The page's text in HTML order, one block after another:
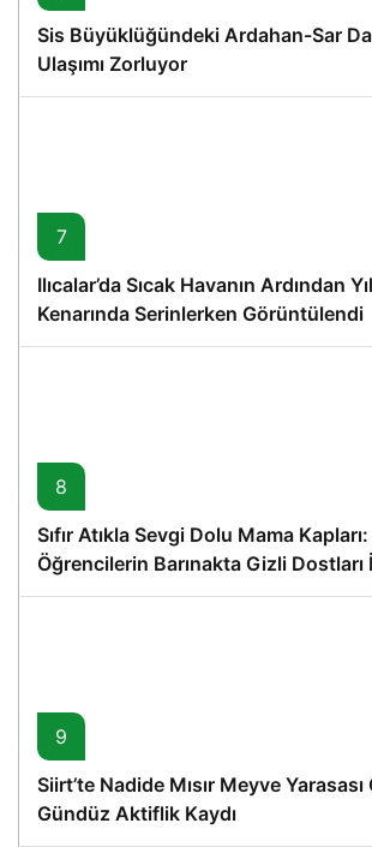
Sis Büyüklüğündeki Ardahan-Sar
Ulaşımı Zorluyor
7
Ilıcalar’da Sıcak Havanın Ardından
Kenarında Serinlerken Görüntülendi
8
Sıfır Atıkla Sevgi Dolu Mama
Öğrencilerin Barınakta Gizli
Proje
9
Siirt’te Nadide Mısır Meyve
Gündüz Aktiflik Kaydı